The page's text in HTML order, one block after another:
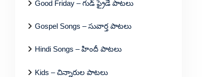
Good Friday – గుడ్ ఫ్రైడే పాటలు
Gospel Songs – సువార్త పాటలు
Hindi Songs – హిందీ పాటలు
Kids – చిన్నారుల పాటలు